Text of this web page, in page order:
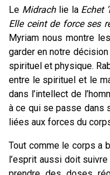
Le Midrachlie la Echet
Elle ceint de force ses
Myriam nous montre
garder en notre
spirituel et physique.
entre le spirituel et le
dans l’intellect de
à ce qui se passe dans
liées aux forces du
Tout comme le corps a
l’esprit aussi doit